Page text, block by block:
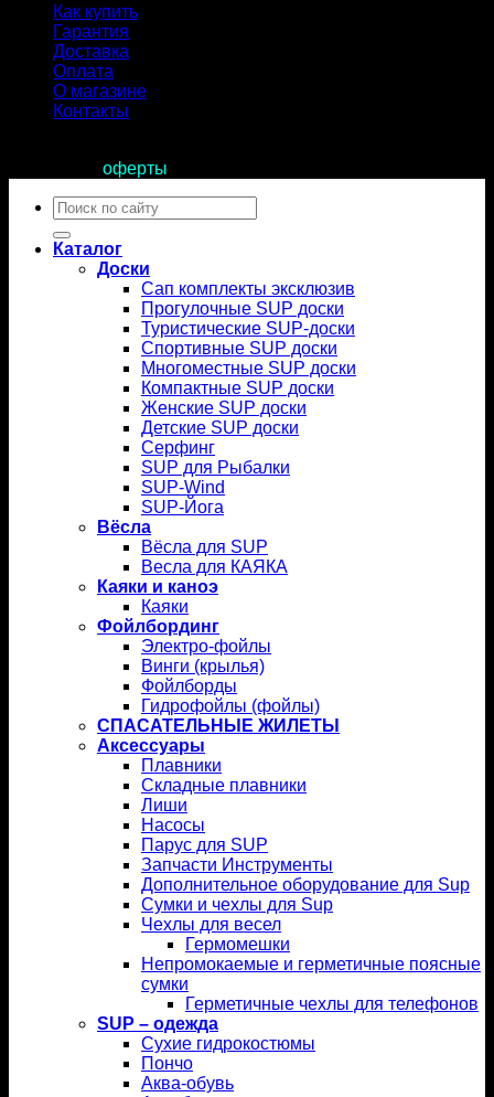
Как купить
Гарантия
Доставка
Оплата
О магазине
Контакты
оферты
Искать:
Каталог
Доски
Сап комплекты эксклюзив
Прогулочные SUP доски
Туристические SUP-доски
Спортивные SUP доски
Многоместные SUP доски
Компактные SUP доски
Женские SUP доски
Детские SUP доски
Серфинг
SUP для Рыбалки
SUP-Wind
SUP-Йога
Вёсла
Вёсла для SUP
Весла для КАЯКА
Каяки и каноэ
Каяки
Фойлбординг
Электро-фойлы
Винги (крылья)
Фойлборды
Гидрофойлы (фойлы)
СПАСАТЕЛЬНЫЕ ЖИЛЕТЫ
Аксессуары
Плавники
Складные плавники
Лиши
Насосы
Парус для SUP
Запчасти Инструменты
Дополнительное оборудование для Sup
Сумки и чехлы для Sup
Чехлы для весел
Гермомешки
Непромокаемые и герметичные поясные
сумки
Герметичные чехлы для телефонов
SUP – одежда
Сухие гидрокостюмы
Пончо
Аква-обувь